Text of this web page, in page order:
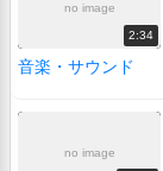
no image
2:34
音楽・サウンド
no image